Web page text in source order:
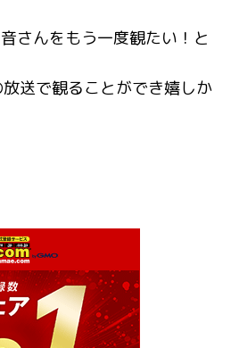
さんをもう一度観たい！と
送で観ることができ嬉しか